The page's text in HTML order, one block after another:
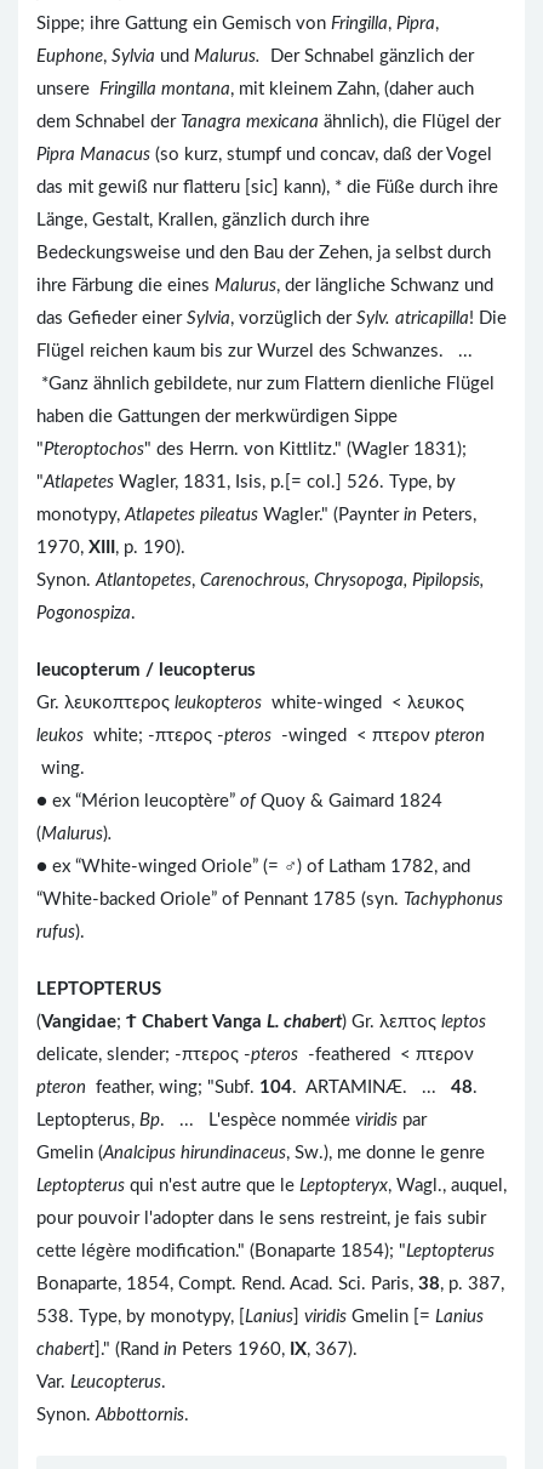
Sippe; ihre Gattung ein Gemisch von Fringilla, Pipra,
Euphone, Sylvia und Malurus.
Der Schnabel gänzlich der
unsere Fringilla montana, mit kleinem Zahn, (daher auch
dem Schnabel der Tanagra mexicana ähnlich), die Flügel der
Pipra Manacus (so kurz, stumpf und concav, daß der Vogel
das mit gewiß nur flatteru [sic] kann), * die Füße durch ihre
Länge, Gestalt, Krallen, gänzlich durch ihre
Bedeckungsweise und den Bau der Zehen, ja selbst durch
ihre Färbung die eines Malurus, der längliche Schwanz und
das Gefieder einer Sylvia, vorzüglich der Sylv. atricapilla! Die
Flügel reichen kaum bis zur Wurzel des Schwanzes. ...
*Ganz ähnlich gebildete, nur zum Flattern dienliche Flügel
haben die Gattungen der merkwürdigen Sippe
"Pteroptochos" des Herrn. von Kittlitz." (Wagler 1831);
"Atlapetes Wagler, 1831, Isis, p.[= col.] 526. Type, by
monotypy,Atlapetes pileatus Wagler." (Paynter in Peters,
1970, XIII , p. 190).
Synon.Atlantopetes, Carenochrous, Chrysopoga, Pipilopsis,
Pogonospiza.
leucopterum / leucopterus
Gr. λευκοπτερος leukopteros white-winged < λευκος
leukos white; -πτερος -pteros -winged < πτερον pteron
wing.
● ex “Mérion leucoptère” of Quoy & Gaimard 1824
(Malurus).
● ex “White-winged Oriole” (= ♂) of Latham 1782, and
“White-backed Oriole” of Pennant 1785 (syn. Tachyphonus
rufus).
LEPTOPTERUS
(Vangidae; Ϯ Chabert Vanga L. chabert) Gr. λεπτος leptos
delicate, slender; -πτερος -pteros -feathered < πτερον
pteron feather, wing; "Subf. 104. ARTAMINÆ. ... 48.
Leptopterus, Bp. ... L'espèce nommée viridis par
Gmelin (Analcipus hirundinaceus, Sw.), me donne le genre
Leptopterus qui n'est autre que le Leptopteryx, Wagl., auquel,
pour pouvoir l'adopter dans le sens restreint, je fais subir
cette légère modification." (Bonaparte 1854); "Leptopterus
Bonaparte, 1854, Compt. Rend. Acad. Sci. Paris, 38, p. 387,
538. Type, by monotypy, [ Lanius viridis Gmelin [= Lanius
chabert ]." (Rand in Peters 1960, IX, 367).
Var. Leucopterus.
Synon.Abbottornis.